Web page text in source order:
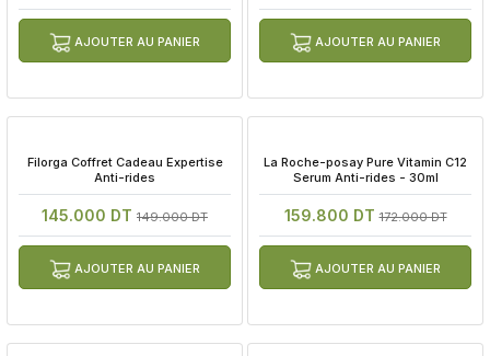
AJOUTER AU PANIER AJOUTER AU PANIER
Filorga Coffret Cadeau Expertise
Anti-rides
145.000 DT 149.000 DT
AJOUTER AU PANIER
La Roche-posay Pure Vitamin C12
Serum Anti-rides - 30ml
159.800 DT172.000 DT
AJOUTER AU PANIER